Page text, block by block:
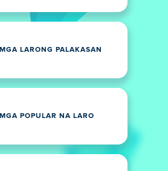
MGA LARONG PALAKASAN
MGA POPULAR NA LARO